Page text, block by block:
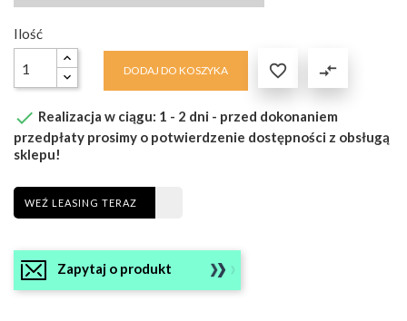
Ilość
DODAJ DO KOSZYKA  compare_arrows
 Realizacja w ciągu: 1 - 2 dni - przed dokonaniem
przedpłaty prosimy o potwierdzenie dostępności z obsługą
sklepu!
WEŹ LEASING TERAZ
Zapytaj o produkt